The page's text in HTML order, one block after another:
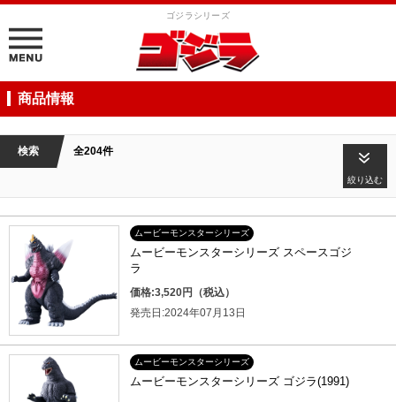
ゴジラシリーズ
商品情報
検索 全204件
絞り込む
ムービーモンスターシリーズ
ムービーモンスターシリーズ スペースゴジ
ラ
価格:3,520円（税込）
発売日:2024年07月13日
ムービーモンスターシリーズ
ムービーモンスターシリーズ ゴジラ(1991)